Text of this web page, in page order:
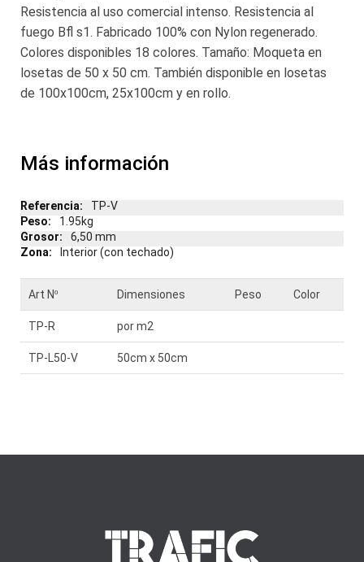
Resistencia al uso comercial intenso. Resistencia al
fuego Bfl s1. Fabricado 100% con Nylon regenerado.
Colores disponibles 18 colores. Tamaño: Moqueta en
losetas de 50 x 50 cm. También disponible en losetas
de 100x100cm, 25x100cm y en rollo.
Más información
Más
información
TP-V
1.95kg
6,50 mm
Interior (con techado)
Art Nº Dimensiones Peso Color
TP-R por m2
TP-L50-V 50cm x 50cm